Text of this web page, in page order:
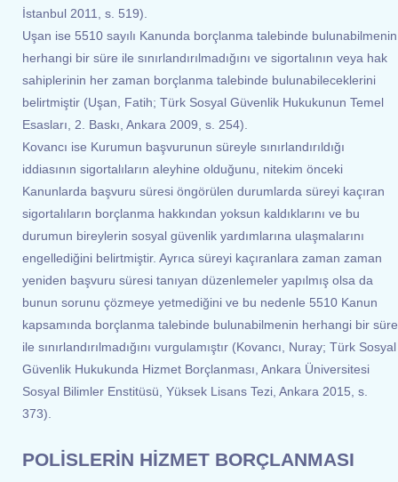
İstanbul 2011, s. 519).
Uşan ise 5510 sayılı Kanunda borçlanma talebinde bulunabilmenin
herhangi bir süre ile sınırlandırılmadığını ve sigortalının veya hak
sahiplerinin her zaman borçlanma talebinde bulunabileceklerini
belirtmiştir (Uşan, Fatih; Türk Sosyal Güvenlik Hukukunun Temel
Esasları, 2. Baskı, Ankara 2009, s. 254).
Kovancı ise Kurumun başvurunun süreyle sınırlandırıldığı
iddiasının sigortalıların aleyhine olduğunu, nitekim önceki
Kanunlarda başvuru süresi öngörülen durumlarda süreyi kaçıran
sigortalıların borçlanma hakkından yoksun kaldıklarını ve bu
durumun bireylerin sosyal güvenlik yardımlarına ulaşmalarını
engellediğini belirtmiştir. Ayrıca süreyi kaçıranlara zaman zaman
yeniden başvuru süresi tanıyan düzenlemeler yapılmış olsa da
bunun sorunu çözmeye yetmediğini ve bu nedenle 5510 Kanun
kapsamında borçlanma talebinde bulunabilmenin herhangi bir süre
ile sınırlandırılmadığını vurgulamıştır (Kovancı, Nuray; Türk Sosyal
Güvenlik Hukukunda Hizmet Borçlanması, Ankara Üniversitesi
Sosyal Bilimler Enstitüsü, Yüksek Lisans Tezi, Ankara 2015, s.
373).
POLİSLERİN HİZMET BORÇLANMASI